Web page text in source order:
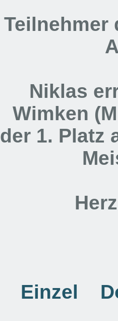
Teilnehmer
Niklas
Wimken
der 1. Platz
Einzel